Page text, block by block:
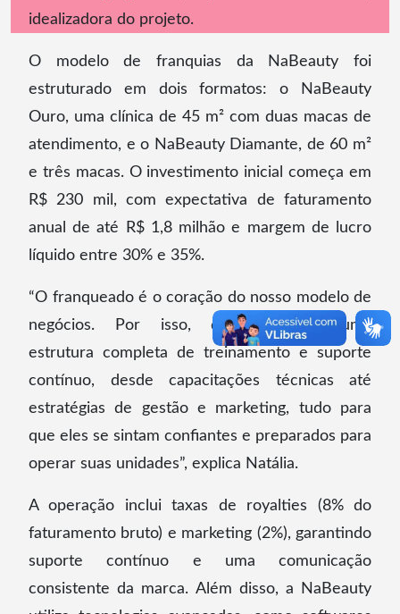
idealizadora do projeto.
O modelo de franquias da NaBeauty foi
estruturado em dois formatos: o NaBeauty
Ouro, uma clínica de 45 m² com duas macas de
atendimento, e o NaBeauty Diamante, de 60 m²
e três macas. O investimento inicial começa em
R$ 230 mil, com expectativa de faturamento
anual de até R$ 1,8 milhão e margem de lucro
líquido entre 30% e 35%.
“O franqueado é o coração do nosso modelo de
negócios. Por isso, desenvolvemos uma
estrutura completa de treinamento e suporte
contínuo, desde capacitações técnicas até
estratégias de gestão e marketing, tudo para
que eles se sintam confiantes e preparados para
operar suas unidades”, explica Natália.
A operação inclui taxas de royalties (8% do
faturamento bruto) e marketing (2%), garantindo
suporte contínuo e uma comunicação
consistente da marca. Além disso, a NaBeauty